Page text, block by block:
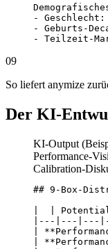
- Geschlecht:
- Geburts-
- Teilzeit-
09
So liefert anymize
Der KI-
KI-Output
Performance-
Calibration-
## 9-Box-
|  |
|---|---|---
|
|